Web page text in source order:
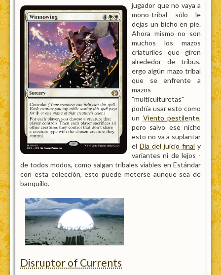
jugador que no vaya a
mono-tribal sólo le
dejas un bicho en pie.
Ahora mismo no son
muchos los mazos
criaturiles que giren
alrededor de tribus,
ergo algún mazo tribal
que se enfrente a
mazos
"multiculturetas"
podría usar esto como
un Viento pestilente,
pero salvo ese nicho
esto no va a suplantar
el Día del juicio final y
variantes ni de lejos -
de todos modos, como salgan tribales viables en Estándar
con esta colección, esto puede meterse aunque sea de
banquillo.
Disruptor of Currents